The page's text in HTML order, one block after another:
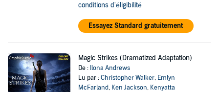
conditions d'éligibilité
Essayez Standard gratuitement
Magic Strikes (Dramatized Adaptation)
De : Ilona Andrews
Lu par :Christopher Walker, Emlyn
McFarland, Ken Jackson, Kenyatta